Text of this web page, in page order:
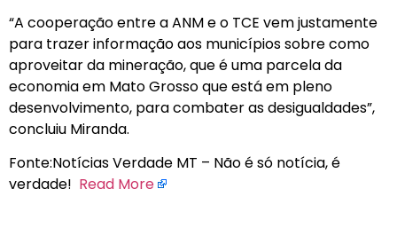
“A cooperação entre a ANM e o TCE vem justamente
para trazer informação aos municípios sobre como
aproveitar da mineração, que é uma parcela da
economia em Mato Grosso que está em pleno
desenvolvimento, para combater as desigualdades”,
concluiu Miranda.
Fonte:Notícias Verdade MT – Não é só notícia, é
verdade! Read More